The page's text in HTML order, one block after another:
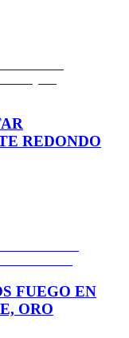
REDONDO
FUEGO EN
ORO